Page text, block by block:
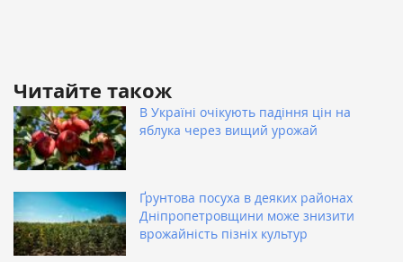
Читайте також
В Україні очікують падіння цін на
яблука через вищий урожай
Ґрунтова посуха в деяких районах
Дніпропетровщини може знизити
врожайність пізніх культур